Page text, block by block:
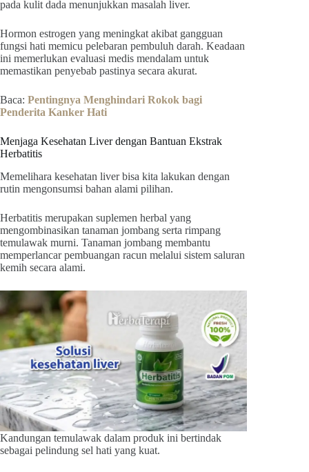
pada kulit dada menunjukkan masalah liver.
Hormon estrogen yang meningkat akibat gangguan
fungsi hati memicu pelebaran pembuluh darah. Keadaan
ini memerlukan evaluasi medis mendalam untuk
memastikan penyebab pastinya secara akurat.
Baca: Pentingnya Menghindari Rokok bagi
Penderita Kanker Hati
Menjaga Kesehatan Liver dengan Bantuan Ekstrak
Herbatitis
Memelihara kesehatan liver bisa kita lakukan dengan
rutin mengonsumsi bahan alami pilihan.
Herbatitis merupakan suplemen herbal yang
mengombinasikan tanaman jombang serta rimpang
temulawak murni. Tanaman jombang membantu
memperlancar pembuangan racun melalui sistem saluran
kemih secara alami.
Kandungan temulawak dalam produk ini bertindak
sebagai pelindung sel hati yang kuat.